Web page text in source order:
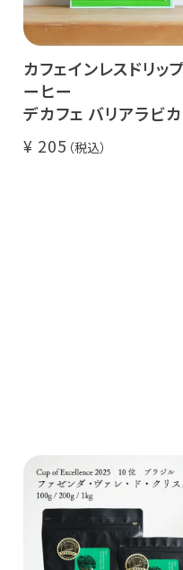
カフェインレスドリッ
ーヒー
デカフェ バリアラビ
ロナ - 1杯分
205